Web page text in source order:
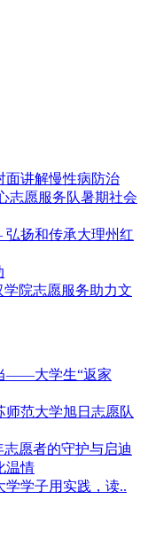
面讲解慢性病防治
愿服务队暑期社会
扬和传承大理州红
学院志愿服务助力文
——大学生“返家
范大学旭日志愿队
愿者的守护与启迪
温情
学子用实践，读..